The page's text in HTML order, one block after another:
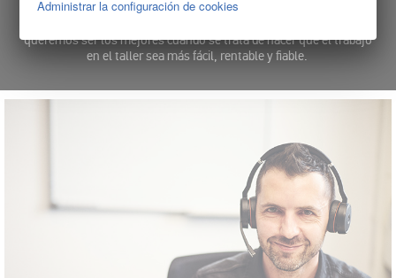
Nos ponemos en marcha cuando otros aún están pensando cómo
queremos ser los mejores cuando se trata de hacer que el trabajo
en el taller sea más fácil, rentable y fiable.
Administrar la configuración de cookies